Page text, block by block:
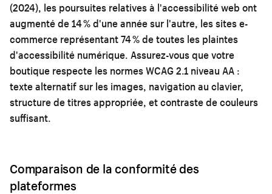
(2024), les poursuites relatives à l'accessibilité web ont
augmenté de 14 % d'une année sur l'autre, les sites e-
commerce représentant 74 % de toutes les plaintes
d'accessibilité numérique. Assurez-vous que votre
boutique respecte les normes WCAG 2.1 niveau AA :
texte alternatif sur les images, navigation au clavier,
structure de titres appropriée, et contraste de couleurs
suffisant.
Comparaison de la conformité des
plateformes